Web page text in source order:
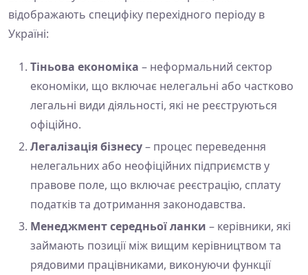
відображають специфіку перехідного періоду в
Україні:
Тіньова економіка – неформальний сектор
економіки, що включає нелегальні або частково
легальні види діяльності, які не реєструються
офіційно.
Легалізація бізнесу– процес переведення
нелегальних або неофіційних підприємств у
правове поле, що включає реєстрацію, сплату
податків та дотримання законодавства.
Менеджмент середньої ланки – керівники, які
займають позиції між вищим керівництвом та
рядовими працівниками, виконуючи функції